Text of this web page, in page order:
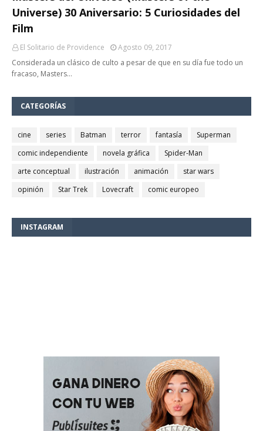
Universe) 30 Aniversario: 5 Curiosidades del
Film
El Solitario de Providence
Agosto 09, 2017
Considerada un clásico de culto a pesar de que en su día fue todo un
fracaso, Masters…
CATEGORÍAS
cine series Batman terror fantasía
Superman
comic independiente
novela gráfica
Spider-Man
arte conceptual
ilustración animación
star wars
opinión
Star Trek Lovecraft comic europeo
INSTAGRAM